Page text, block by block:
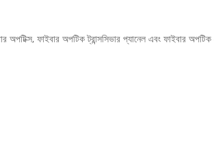
ফাইবার অপটিক ট্রান্সসিভার প্যানেল এবং ফাইবার অপটিক